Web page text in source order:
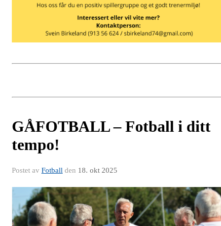
GÅFOTBALL – Fotball i ditt
tempo!
Postet av Fotball den 18. okt 2025